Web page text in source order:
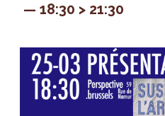
18:30 > 21:30